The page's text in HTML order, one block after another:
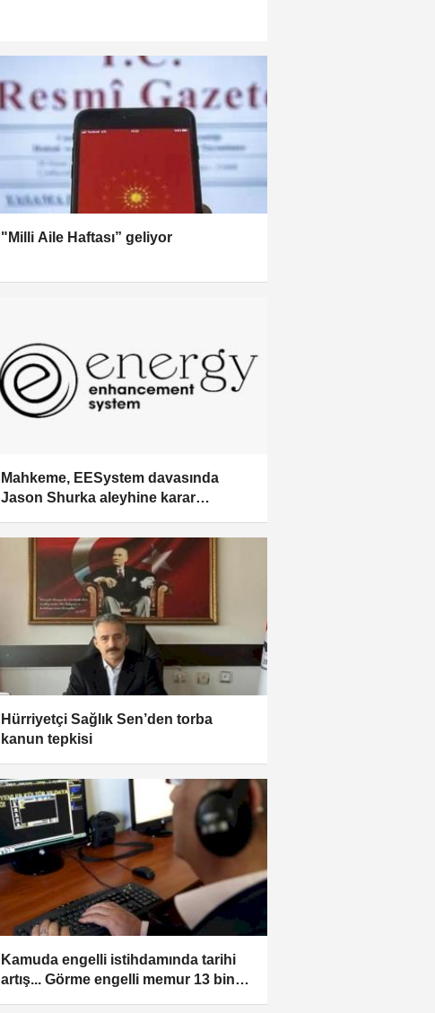
"Milli Aile Haftası” geliyor
Mahkeme, EESystem davasında
Jason Shurka aleyhine karar
kararı aldı
Hürriyetçi Sağlık Sen’den torba
kanun tepkisi
Kamuda engelli istihdamında tarihi
artış... Görme engelli memur 13 bini